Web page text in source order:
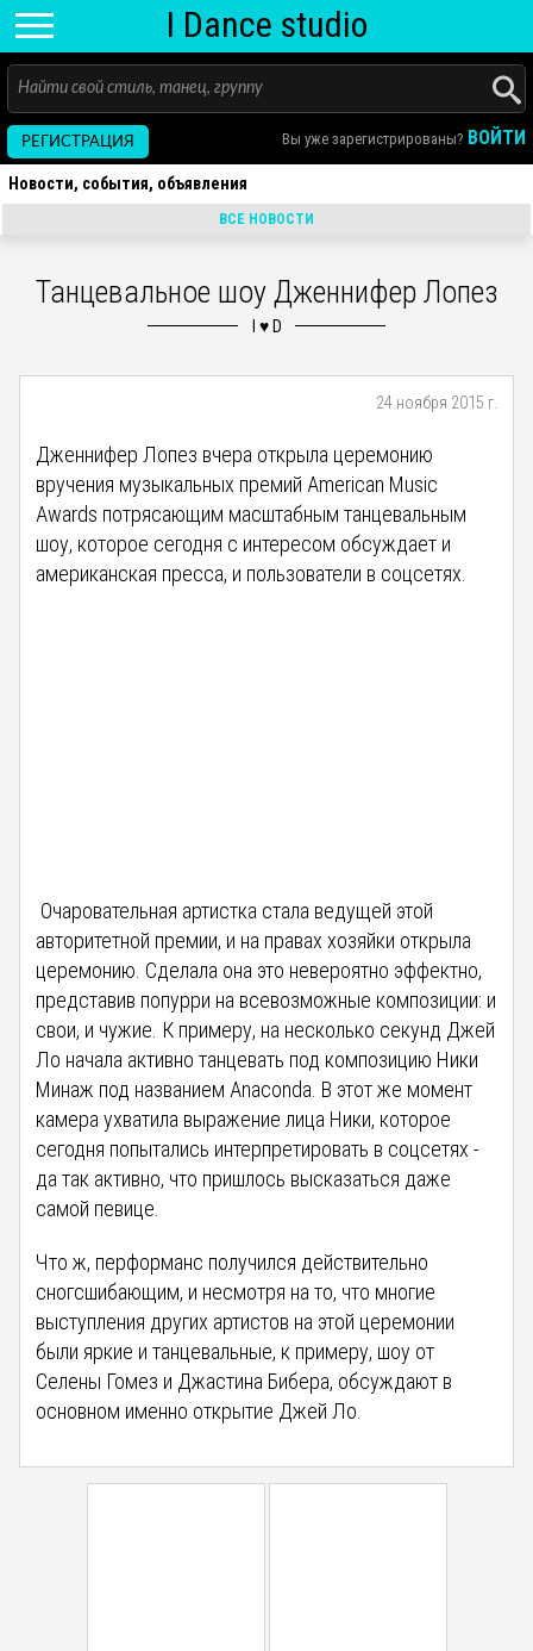
I Dance studio
Вы уже зарегистрированы? ВОЙТИ
РЕГИСТРАЦИЯ
Новости, события, объявления
ВСЕ НОВОСТИ
Танцевальное шоу Дженнифер Лопез
24 ноября 2015 г.
Дженнифер Лопез вчера открыла церемонию
вручения музыкальных премий American Music
Awards потрясающим масштабным танцевальным
шоу, которое сегодня с интересом обсуждает и
американская пресса, и пользователи в соцсетях.
Очаровательная артистка стала ведущей этой
авторитетной премии, и на правах хозяйки открыла
церемонию. Сделала она это невероятно эффектно,
представив попурри на всевозможные композиции: и
свои, и чужие. К примеру, на несколько секунд Джей
Ло начала активно танцевать под композицию Ники
Минаж под названием Anaconda. В этот же момент
камера ухватила выражение лица Ники, которое
сегодня попытались интерпретировать в соцсетях -
да так активно, что пришлось высказаться даже
самой певице.
Что ж, перформанс получился действительно
сногсшибающим, и несмотря на то, что многие
выступления других артистов на этой церемонии
были яркие и танцевальные, к примеру, шоу от
Селены Гомез и Джастина Бибера, обсуждают в
основном именно открытие Джей Ло.